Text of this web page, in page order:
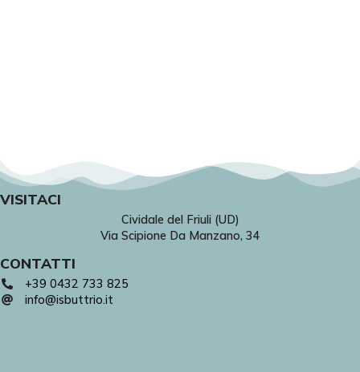
VISITACI
Cividale del Friuli (UD)
Via Scipione Da Manzano, 34
CONTATTI
+39 0432 733 825
info@isbuttrio.it